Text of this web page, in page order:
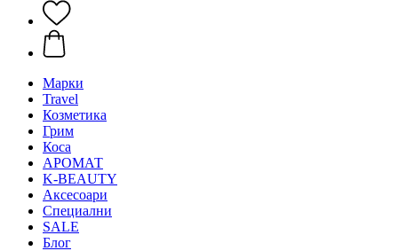
Mарки
Travel
Козметика
Грим
Коса
АРОМАТ
K-BEAUTY
Аксесоари
Специални
SALE
Блог